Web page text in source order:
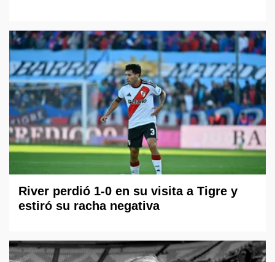
River perdió 1-0 en su visita a Tigre y
estiró su racha negativa